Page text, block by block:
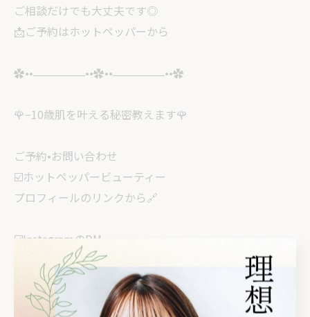
ご相談だけでも大丈夫です◎
📩ご予約はホットペッパーから
✿••˗˗˗˗˗˗˗˗˗˗˗˗˗˗˗••✿••˗˗˗˗˗˗˗˗˗˗˗˗˗˗˗••✿
🌹−10歳肌を叶える秘密教えます🌹
ご予約•お問い合わせ
☑️ホットペッパービューティー
プロフィールのリンクから🔗
☑️InstagramのDM
@revi_yuka_kirei
✿••˗˗˗˗˗˗˗˗˗˗˗˗˗˗˗••✿••˗˗˗˗˗˗˗˗˗˗˗˗˗˗˗••✿